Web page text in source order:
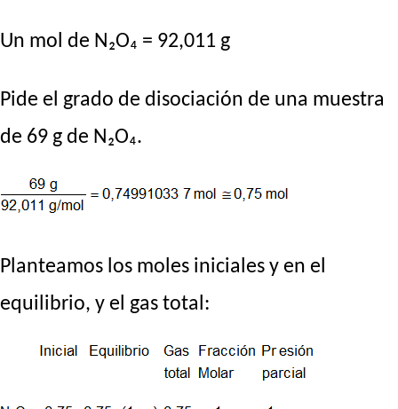
Un mol de N₂O₄ = 92,011 g
Pide el grado de disociación de una muestra
de 69 g de N₂O₄.
Planteamos los moles iniciales y en el
equilibrio, y el gas total: